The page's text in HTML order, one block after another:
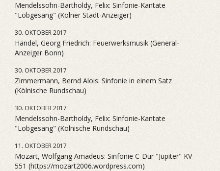
Mendelssohn-Bartholdy, Felix: Sinfonie-Kantate
"Lobgesang" (Kölner Stadt-Anzeiger)
30. OKTOBER 2017
Händel, Georg Friedrich: Feuerwerksmusik (General-
Anzeiger Bonn)
30. OKTOBER 2017
Zimmermann, Bernd Alois: Sinfonie in einem Satz
(Kölnische Rundschau)
30. OKTOBER 2017
Mendelssohn-Bartholdy, Felix: Sinfonie-Kantate
"Lobgesang" (Kölnische Rundschau)
11. OKTOBER 2017
Mozart, Wolfgang Amadeus: Sinfonie C-Dur "Jupiter" KV
551 (https://mozart2006.wordpress.com)